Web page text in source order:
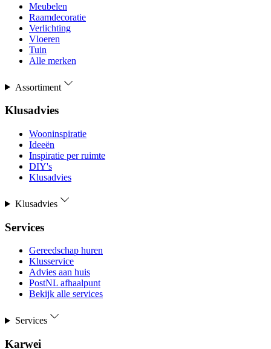
Meubelen
Raamdecoratie
Verlichting
Vloeren
Tuin
Alle merken
Assortiment
Klusadvies
Wooninspiratie
Ideeën
Inspiratie per ruimte
DIY's
Klusadvies
Klusadvies
Services
Gereedschap huren
Klusservice
Advies aan huis
PostNL afhaalpunt
Bekijk alle services
Services
Karwei